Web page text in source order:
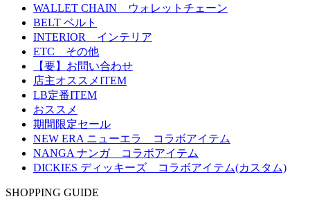
WALLET CHAIN ウォレットチェーン
BELT ベルト
INTERIOR インテリア
ETC その他
【要】お問い合わせ
店主オススメITEM
LB定番ITEM
おススメ
期間限定セール
NEW ERA ニューエラ コラボアイテム
NANGA ナンガ コラボアイテム
DICKIES ディッキーズ コラボアイテム(カスタム)
SHOPPING GUIDE